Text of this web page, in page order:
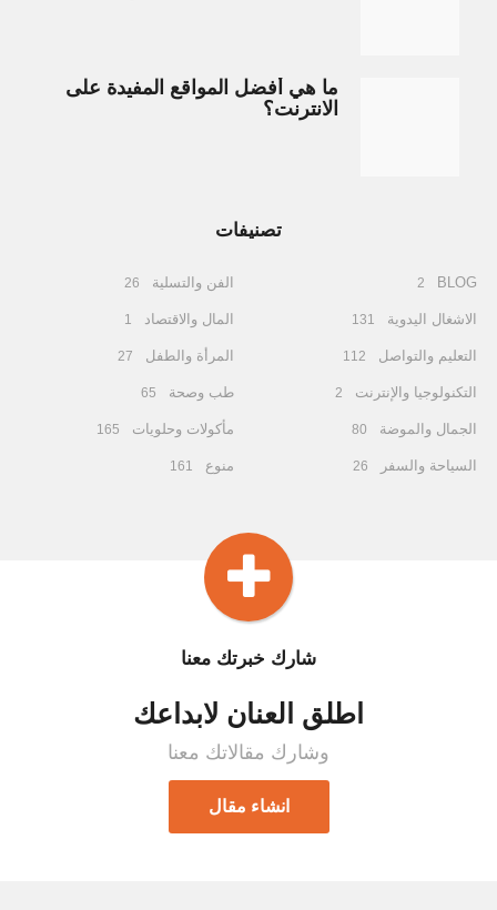
ما هي أفضل المواقع المفيدة على
الانترنت؟
تصنيفات
BLOG
2
الاشغال اليدوية 131
التعليم والتواصل 112
التكنولوجيا والإنترنت 2
الجمال والموضة 80
السياحة والسفر 26
الفن والتسلية 26
المال والاقتصاد 1
المرأة والطفل 27
طب وصحة 65
مأكولات وحلويات 165
منوع 161
شارك خبرتك معنا
اطلق العنان لابداعك
وشارك مقالاتك معنا
انشاء مقال